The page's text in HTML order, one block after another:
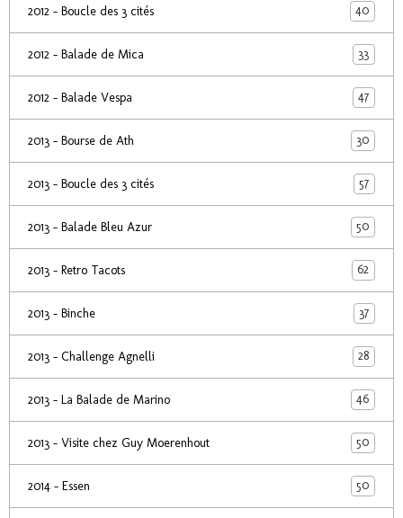
2012 - Boucle des 3 cités 40
2012 - Balade de Mica 33
2012 - Balade Vespa 47
2013 - Bourse de Ath 30
2013 - Boucle des 3 cités 57
2013 - Balade Bleu Azur 50
2013 - Retro Tacots 62
2013 - Binche 37
2013 - Challenge Agnelli 28
2013 - La Balade de Marino 46
2013 - Visite chez Guy Moerenhout 50
2014 - Essen 50